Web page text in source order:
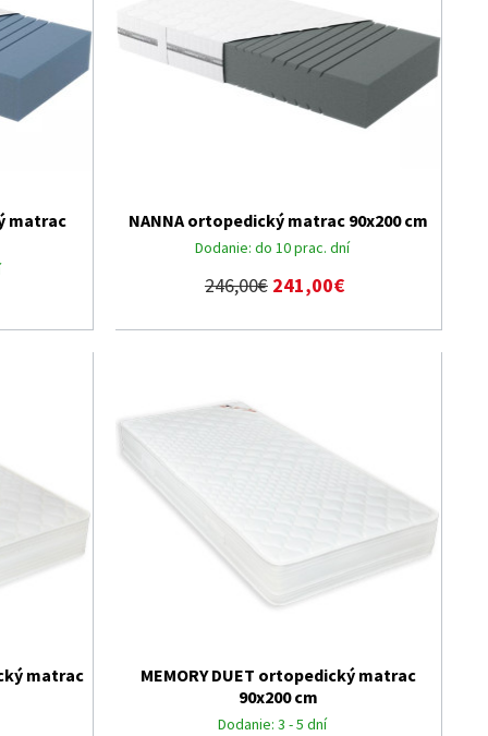
matrac
Dodanie: do 10 prac. dní
NANNA ortopedický matrac 90x200 cm
246,00€ 241,00€
matrac
Dodanie: 3 - 5 dní
MEMORY DUET ortopedický matrac
90x200 cm